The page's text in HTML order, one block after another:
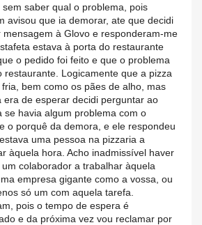
sem saber qual o problema, pois
avisou que ia demorar, ate que decidi
mensagem à Glovo e responderam-me
estava à porta do restaurante
o pedido foi feito e que o problema
restaurante. Logicamente que a pizza
bem como os pães de alho, mas
era de esperar decidi perguntar ao
se havia algum problema com o
o porquê da demora, e ele respondeu
uma pessoa na pizzaria a
àquela hora. Acho inadmissível haver
colaborador a trabalhar àquela
empresa gigante como a vossa, ou
só um com aquela tarefa.
pois o tempo de espera é
e da próxima vez vou reclamar por